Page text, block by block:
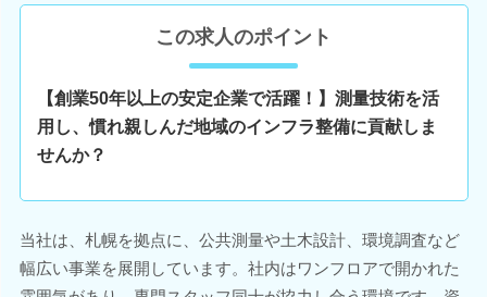
この求人のポイント
【創業50年以上の安定企業で活躍！】測量技術を活
用し、慣れ親しんだ地域のインフラ整備に貢献しま
せんか？
当社は、札幌を拠点に、公共測量や土木設計、環境調査など
幅広い事業を展開しています。社内はワンフロアで開かれた